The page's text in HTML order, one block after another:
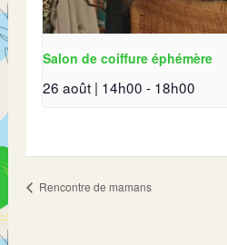
Salon de coiffure éphémère
26 août | 14h00 - 18h00
Rencontre de mamans